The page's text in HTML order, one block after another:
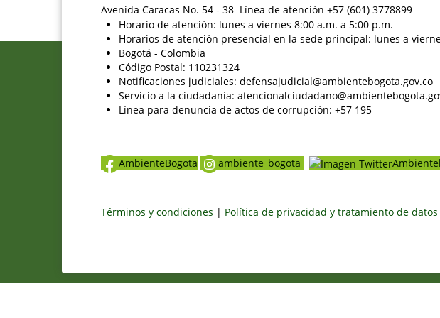
Avenida Caracas No. 54 - 38 Línea de atención +57 (601) 3778899
Horario de atención: lunes a viernes 8:00 a.m. a 5:00 p.m.
Horarios de atención presencial en la sede principal: lunes a
Bogotá - Colombia
Código Postal: 110231324
Notificaciones judiciales: defensajudicial@ambientebogota.gov.co
Servicio a la ciudadanía:
Línea para denuncia de actos de corrupción: +57 195
AmbienteBogota ambiente_bogota
Términos y condiciones | Política de privacidad y tratamiento de